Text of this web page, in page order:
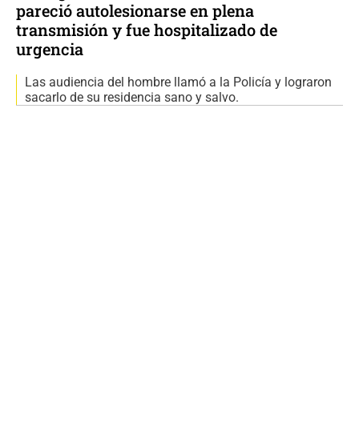
pareció autolesionarse en plena
transmisión y fue hospitalizado de
urgencia
Las audiencia del hombre llamó a la Policía y lograron
sacarlo de su residencia sano y salvo.